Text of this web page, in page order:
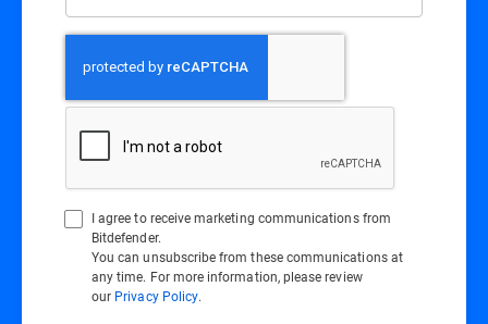
I agree to receive marketing communications from
Bitdefender.
You can unsubscribe from these communications at
any time. For more information, please review
our Privacy Policy.